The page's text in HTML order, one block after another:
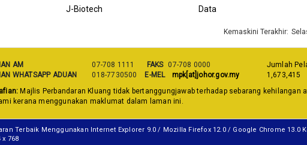
J-Biotech Data
Kemaskini Terakhir:
AM 07-708 1111 FAKS 07-708 0000
WHATSAPP ADUAN
018-7730500 E-MEL mpk[at]johor.gov.my
Jumlah
1,673,415
Majlis Perbandaran Kluang tidak bertanggungjawab terhadap sebarang kehilangan
kerana menggunakan maklumat dalam laman ini.
Terbaik Menggunakan Internet Explorer 9.0 / Mozilla Firefox 12.0 / Google Chrome 13.0
x 768